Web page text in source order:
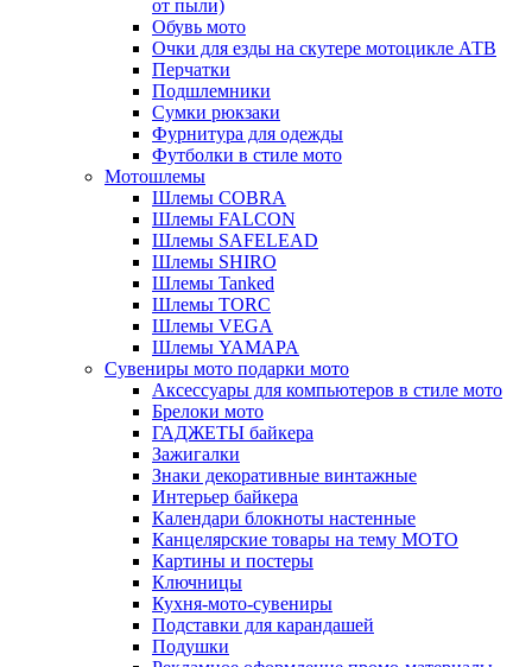
от пыли)
Обувь мото
Очки для езды на скутере мотоцикле АТВ
Перчатки
Подшлемники
Сумки рюкзаки
Фурнитура для одежды
Футболки в стиле мото
Мотошлемы
Шлемы COBRA
Шлемы FALCON
Шлемы SAFELEAD
Шлемы SHIRO
Шлемы Tanked
Шлемы TORC
Шлемы VEGA
Шлемы YAMAPA
Сувениры мото подарки мото
Аксессуары для компьютеров в стиле мото
Брелоки мото
ГАДЖЕТЫ байкера
Зажигалки
Знаки декоративные винтажные
Интерьер байкера
Календари блокноты настенные
Канцелярские товары на тему МОТО
Картины и постеры
Ключницы
Кухня-мото-сувениры
Подставки для карандашей
Подушки